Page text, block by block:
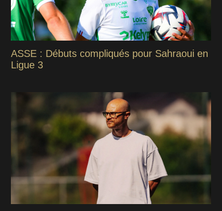
ASSE : Débuts compliqués pour Sahraoui en
Ligue 3